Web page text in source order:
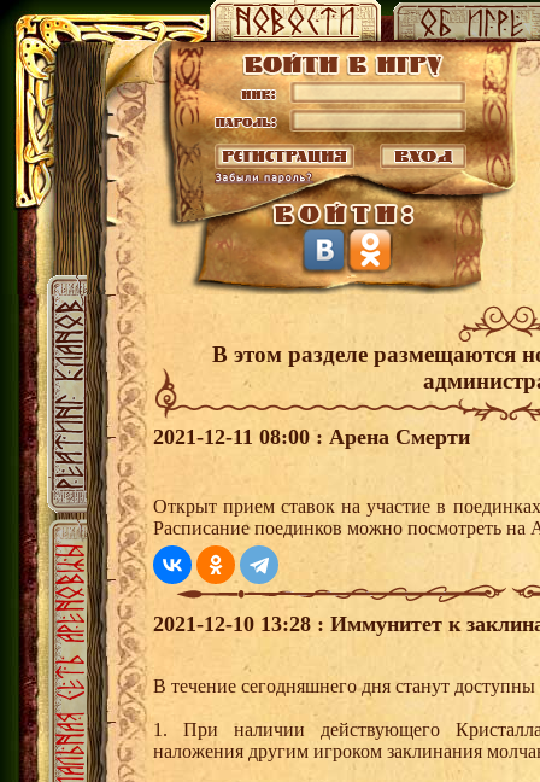
В этом разделе размещаются
2021-12-11 08:00 : Арена Смерти
Открыт прием ставок на участие в
Расписание поединков можно посмотреть на
2021-12-10 13:28 : Иммунитет к
В течение сегодняшнего дня станут
1. При наличии действующего Кристалла
наложения другим игроком заклинания